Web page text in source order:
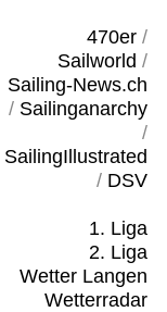
470er/
Sailworld /
Sailing-News.ch
/ Sailinganarchy
/
SailingIllustrated
/ DSV
1. Liga
2. Liga
Wetter Langen
Wetterradar